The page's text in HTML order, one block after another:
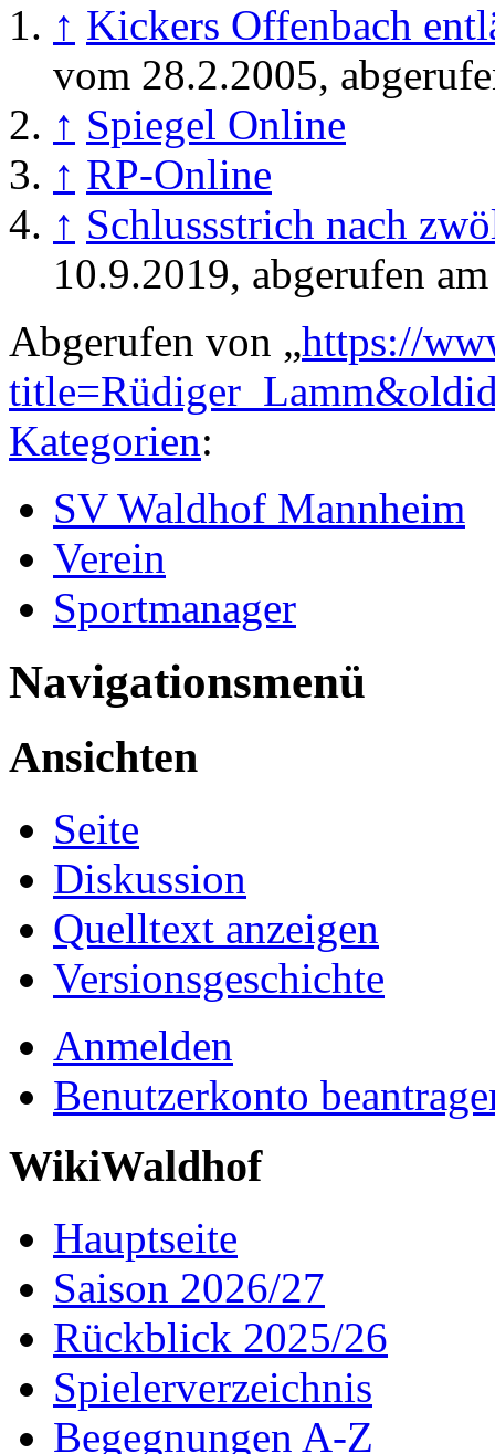
↑ Kickers Offenbach
vom 28.2.2005,
↑ Spiegel Online
↑ RP-Online
↑ Schlussstrich nach
10.9.2019, abgerufen
Abgerufen von „https://
Kategorien:
SV Waldhof Mannheim
Verein
Sportmanager
Navigationsmenü
Ansichten
Seite
Diskussion
Quelltext anzeigen
Versionsgeschichte
Anmelden
Benutzerkonto
WikiWaldhof
Hauptseite
Saison 2026/27
Rückblick 2025/26
Spielerverzeichnis
Begegnungen A-Z